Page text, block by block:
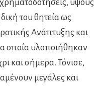
ύψους
του θητεία ως
Ανάπτυξης και
οποία υλοποιήθηκαν
και σήμερα. Τόνισε,
μεγάλες και